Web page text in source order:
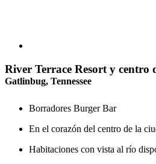
River Terrace Resort y centro
Gatlinbug, Tennessee
Borradores Burger Bar
En el corazón del centro de la
Habitaciones con vista al río